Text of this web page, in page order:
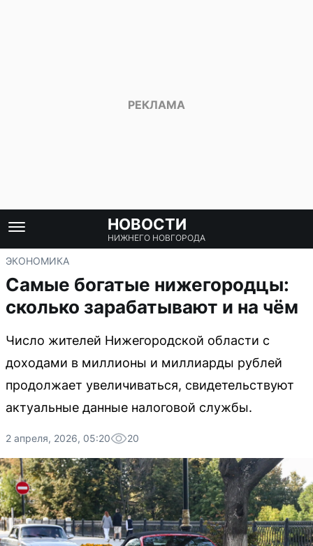
НОВОСТИ
НИЖНЕГО НОВГОРОДА
ЭКОНОМИКА
Самые богатые нижегородцы:
сколько зарабатывают и на чём
Число жителей Нижегородской области с
доходами в миллионы и миллиарды рублей
продолжает увеличиваться, свидетельствуют
актуальные данные налоговой службы.
2 апреля, 2026, 05:20 20